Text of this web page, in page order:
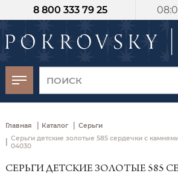
8 800 333 79 25
Главная | Каталог | Серьги
Серьги детские золотые 585 сердечки с
04030
СЕРЬГИ ДЕТСКИЕ ЗОЛОТЫЕ 585
-30%
от 15 дней с
момента оплаты